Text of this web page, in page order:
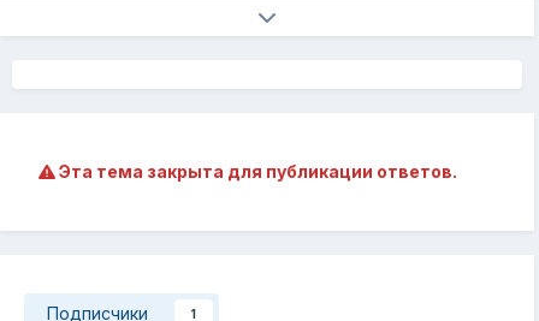
Эта тема закрыта для публикации ответов.
Подписчики 1